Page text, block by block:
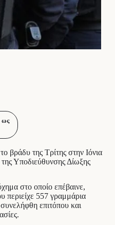
ως
βράδυ της Τρίτης στην Ιόνια
Υποδιεύθυνσης Δίωξης
στο οποίο επέβαινε,
περιείχε 557 γραμμάρια
επιτόπου και